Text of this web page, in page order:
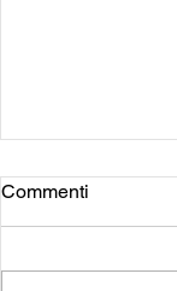
Commenti